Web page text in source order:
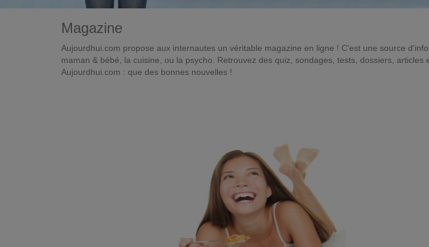
Magazine
Aujourdhui.com propose aux internautes un véritable magazine en ligne ! C'est une source
maman & bébé, la cuisine, ou la psycho. Retrouvez des quiz, sondages, tests, dossiers, articles
Aujourdhui.com : que des bonnes nouvelles !